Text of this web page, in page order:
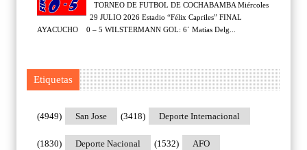
TORNEO DE FUTBOL DE COCHABAMBA Miércoles
29 JULIO 2026 Estadio “Félix Capriles” FINAL
AYACUCHO 0 – 5 WILSTERMANN GOL: 6´ Matias Delg...
Etiquetas
San Jose
(4949) Deporte Internacional
(3418)
Deporte Nacional
(1830) AFO
(1532)